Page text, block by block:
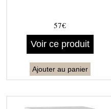
57€
Voir ce produit
Ajouter au panier